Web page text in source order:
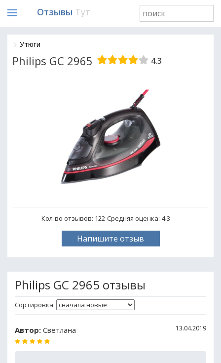
Отзывы Тут
Утюги
Philips GC 2965 4.3
Кол-во отзывов: 122 Средняя оценка: 4.3
Напишите отзыв
Philips GC 2965 отзывы
Сортировка:
Автор: Светлана 13.04.2019